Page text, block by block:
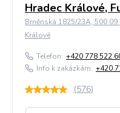
Hradec Králové,
Brněnská 1825/23A, 500 09
Králové
Telefon: +420 778 522
Info k zakázkám: +420
(576)